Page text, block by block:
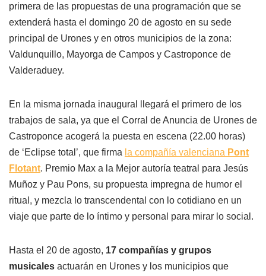
primera de las propuestas de una programación que se
extenderá hasta el domingo 20 de agosto en su sede
principal de Urones y en otros municipios de la zona:
Valdunquillo, Mayorga de Campos y Castroponce de
Valderaduey.
En la misma jornada inaugural llegará el primero de los
trabajos de sala, ya que el Corral de Anuncia de Urones de
Castroponce acogerá la puesta en escena (22.00 horas)
de ‘Eclipse total’, que firma la compañía valenciana Pont
Flotant. Premio Max a la Mejor autoría teatral para Jesús
Muñoz y Pau Pons, su propuesta impregna de humor el
ritual, y mezcla lo transcendental con lo cotidiano en un
viaje que parte de lo íntimo y personal para mirar lo social.
Hasta el 20 de agosto, 17 compañías y grupos
musicales actuarán en Urones y los municipios que